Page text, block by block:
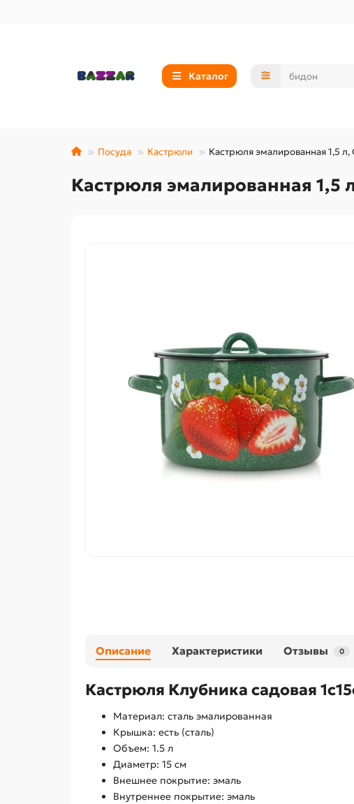
Каталог
Посуда Кастрюли Кастрюля эмалированная 1,5
Кастрюля эмалированная 1,5
Описание Характеристики Отзывы 0
Кастрюля Клубника садовая
Материал: сталь эмалированная
Крышка: есть (сталь)
Объем: 1.5 л
Диаметр: 15 см
Внешнее покрытие: эмаль
Внутреннее покрытие: эмаль